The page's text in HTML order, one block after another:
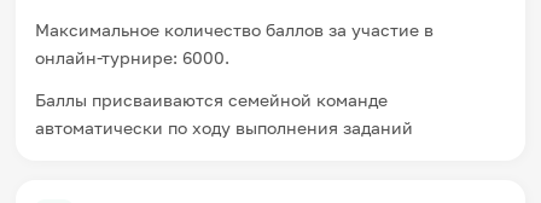
Максимальное количество баллов за участие в
онлайн-турнире: 6000.
Баллы присваиваются семейной команде
автоматически по ходу выполнения заданий